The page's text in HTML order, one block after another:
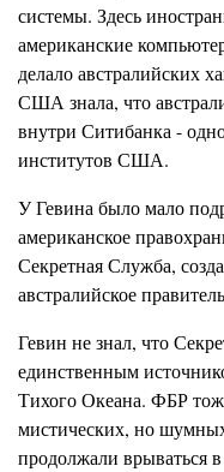
системы. Здесь
американские
делало австралийских
США знала, что
внутри Ситибанка -
институтов США.
У Гевина было мало
американское
Секретная Служба,
австралийское
Гевин не знал, что
единственным
Тихого Океана. ФБР
мистических, но
продолжали врываться